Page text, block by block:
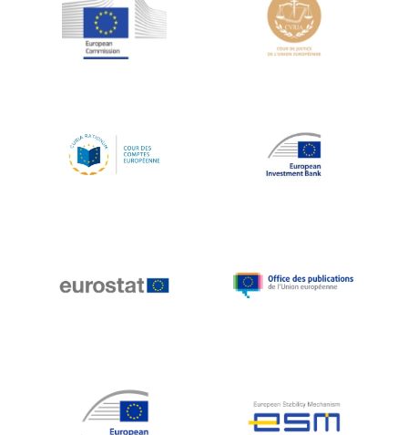
Jean-Louis Schiltz
Jean-Victor Louis
Johnny Åkerholm
Katharien L.C. Hunt
Klaus-Heiner Lehne
Koen LENAERTS